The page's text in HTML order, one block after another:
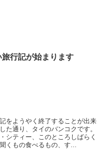
旅行記が始まります
をようやく終了することが出来
た通り、タイのバンコクです。
シティー、このところしばらく
くもの食べるもの、す...